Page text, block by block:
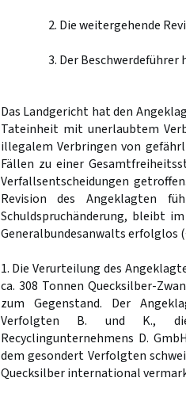
2. Die weitergehende
3. Der
Das Landgericht hat den
Tateinheit mit unerlaubtem
illegalem Verbringen von
Fällen zu einer
Verfallsentscheidungen
Revision des Angeklagten
Schuldspruchänderung, bleibt
Generalbundesanwalts erfolglos
1. Die Verurteilung des
ca. 308 Tonnen Quecksilber-
zum Gegenstand. Der
Verfolgten B. und K., die
Recyclingunternehmens D.
dem gesondert Verfolgten
Quecksilber international